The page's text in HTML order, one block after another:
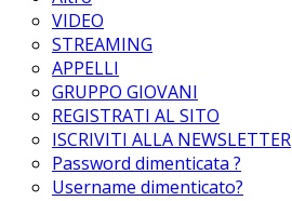
VIDEO
STREAMING
APPELLI
GRUPPO GIOVANI
REGISTRATI AL SITO
ISCRIVITI ALLA NEWSLETTER
Password dimenticata ?
Username dimenticato?